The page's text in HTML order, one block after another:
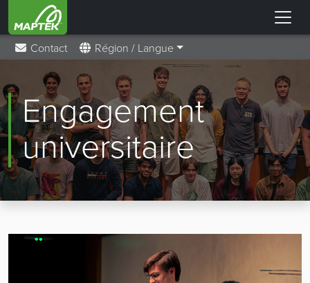
Contact Région / Langue
Engagement
universitaire